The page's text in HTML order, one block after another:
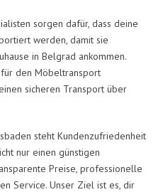
sorgen dafür, dass deine
werden, damit sie
in Belgrad ankommen.
den Möbeltransport
sicheren Transport über
steht Kundenzufriedenheit
nur einen günstigen
Preise, professionelle
Service. Unser Ziel ist es, dir